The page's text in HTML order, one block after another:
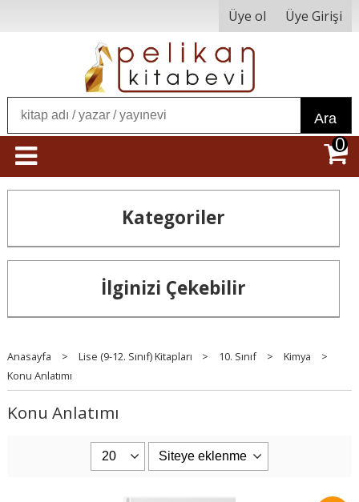
Üye ol Üye Girişi
Ara
0
Kategoriler
İlginizi Çekebilir
Anasayfa > Lise (9-12. Sınıf) Kitapları > 10. Sınıf > Kimya
>
Konu Anlatımı
Konu Anlatımı